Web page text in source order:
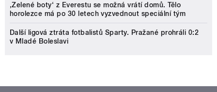
‚Zelené boty‘ z Everestu se možná vrátí domů. Tělo
horolezce má po 30 letech vyzvednout speciální tým
Další ligová ztráta fotbalistů Sparty. Pražané prohráli 0:2
v Mladé Boleslavi